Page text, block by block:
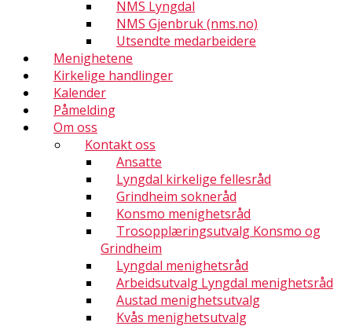
NMS Lyngdal
NMS Gjenbruk (nms.no)
Utsendte medarbeidere
Menighetene
Kirkelige handlinger
Kalender
Påmelding
Om oss
Kontakt oss
Ansatte
Lyngdal kirkelige fellesråd
Grindheim sokneråd
Konsmo menighetsråd
Trosopplæringsutvalg Konsmo og
Grindheim
Lyngdal menighetsråd
Arbeidsutvalg Lyngdal menighetsråd
Austad menighetsutvalg
Kvås menighetsutvalg